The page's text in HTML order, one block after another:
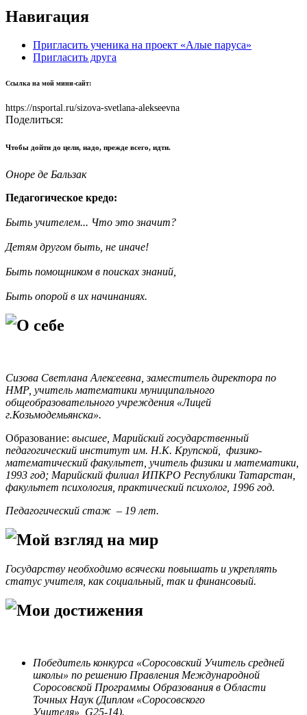
Навигация
Пригласить ученика на проект «Алые паруса»
Пригласить друга
Ссылка на мой мини-сайт:
https://nsportal.ru/sizova-svetlana-alekseevna
Поделиться:
Чтобы дойти до цели, надо, прежде всего, идти.
Оноре де Бальзак
Педагогическое кредо:
Быть учителем... Что это значит?
Детям другом быть, не иначе!
Быть помощником в поисках знаний,
Быть опорой в их начинаниях.
О себе
Сизова Светлана Алексеевна, заместитель директора по
НМР, учитель математики муниципального
общеобразовательного учреждения «Лицей
г.Козьмодемьянска».
Образование: высшее, Марийский государственный
педагогический институт им. Н.К. Крупской, физико-
математический факультет, учитель физики и математики,
1993 год; Марийский филиал ИПКРО Республики Татарстан,
факультет психология, практический психолог, 1996 год.
Педагогический стаж – 19 лет.
Мой взгляд на мир
Государству необходимо всячески повышать и укреплять
статус учителя, как социальный, так и финансовый.
Мои достижения
Победитель конкурса «Соросовский Учитель средней
школы» по решению Правления Международной
Соросовской Программы Образования в Области
Точных Наук (Диплом «Соросовского
Учителя», G25-14).